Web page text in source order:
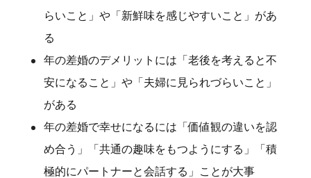
らいこと」や「新鮮味を感じやすいこと」があ
る
年の差婚のデメリットには「老後を考えると不
安になること」や「夫婦に見られづらいこと」
がある
年の差婚で幸せになるには「価値観の違いを認
め合う」「共通の趣味をもつようにする」「積
極的にパートナーと会話する」ことが大事